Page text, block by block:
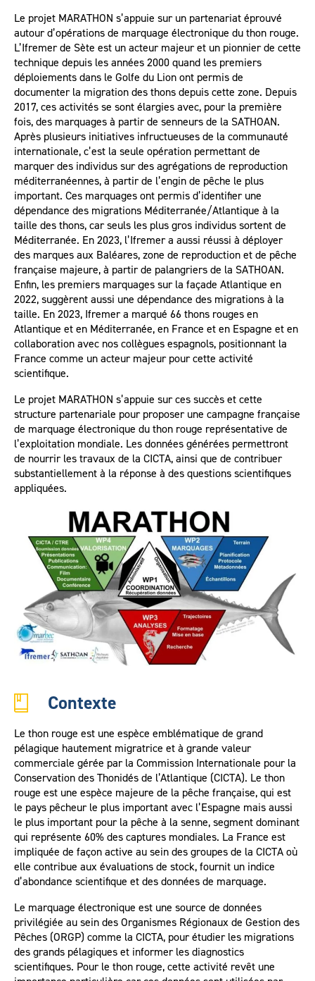
Le projet MARATHON s’appuie sur un partenariat éprouvé
autour d’opérations de marquage électronique du thon rouge.
L’Ifremer de Sète est un acteur majeur et un pionnier de cette
technique depuis les années 2000 quand les premiers
déploiements dans le Golfe du Lion ont permis de
documenter la migration des thons depuis cette zone. Depuis
2017, ces activités se sont élargies avec, pour la première
fois, des marquages à partir de senneurs de la SATHOAN.
Après plusieurs initiatives infructueuses de la communauté
internationale, c’est la seule opération permettant de
marquer des individus sur des agrégations de reproduction
méditerranéennes, à partir de l’engin de pêche le plus
important. Ces marquages ont permis d’identifier une
dépendance des migrations Méditerranée/Atlantique à la
taille des thons, car seuls les plus gros individus sortent de
Méditerranée. En 2023, l’Ifremer a aussi réussi à déployer
des marques aux Baléares, zone de reproduction et de pêche
française majeure, à partir de palangriers de la SATHOAN.
Enfin, les premiers marquages sur la façade Atlantique en
2022, suggèrent aussi une dépendance des migrations à la
taille. En 2023, Ifremer a marqué 66 thons rouges en
Atlantique et en Méditerranée, en France et en Espagne et en
collaboration avec nos collègues espagnols, positionnant la
France comme un acteur majeur pour cette activité
scientifique.
Le projet MARATHON s’appuie sur ces succès et cette
structure partenariale pour proposer une campagne française
de marquage électronique du thon rouge représentative de
l’exploitation mondiale. Les données générées permettront
de nourrir les travaux de la CICTA, ainsi que de contribuer
substantiellement à la réponse à des questions scientifiques
appliquées.
Contexte
Le thon rouge est une espèce emblématique de grand
pélagique hautement migratrice et à grande valeur
commerciale gérée par la Commission Internationale pour la
Conservation des Thonidés de l’Atlantique (CICTA). Le thon
rouge est une espèce majeure de la pêche française, qui est
le pays pêcheur le plus important avec l’Espagne mais aussi
le plus important pour la pêche à la senne, segment dominant
qui représente 60% des captures mondiales. La France est
impliquée de façon active au sein des groupes de la CICTA où
elle contribue aux évaluations de stock, fournit un indice
d’abondance scientifique et des données de marquage.
Le marquage électronique est une source de données
privilégiée au sein des Organismes Régionaux de Gestion des
Pêches (ORGP) comme la CICTA, pour étudier les migrations
des grands pélagiques et informer les diagnostics
scientifiques. Pour le thon rouge, cette activité revêt une